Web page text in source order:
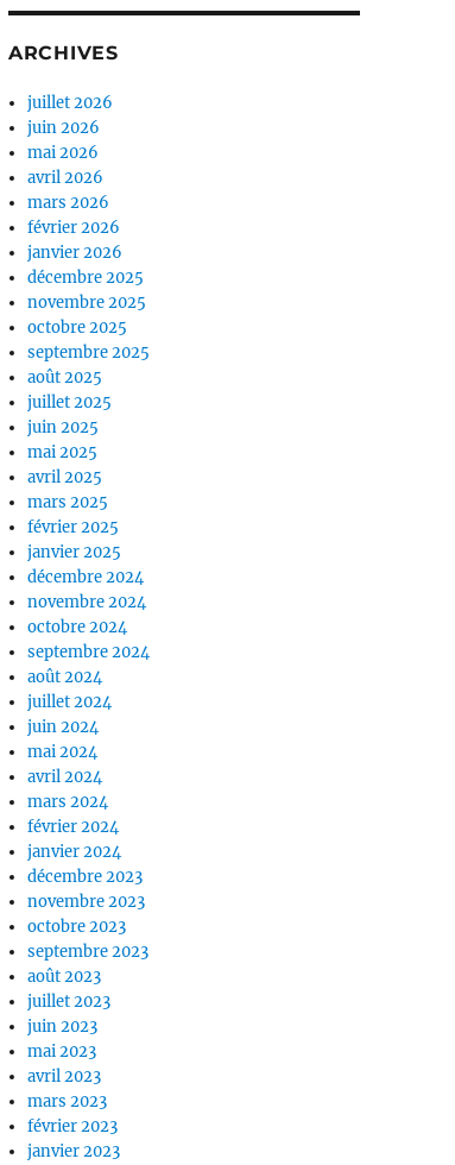
ARCHIVES
juillet 2026
juin 2026
mai 2026
avril 2026
mars 2026
février 2026
janvier 2026
décembre 2025
novembre 2025
octobre 2025
septembre 2025
août 2025
juillet 2025
juin 2025
mai 2025
avril 2025
mars 2025
février 2025
janvier 2025
décembre 2024
novembre 2024
octobre 2024
septembre 2024
août 2024
juillet 2024
juin 2024
mai 2024
avril 2024
mars 2024
février 2024
janvier 2024
décembre 2023
novembre 2023
octobre 2023
septembre 2023
août 2023
juillet 2023
juin 2023
mai 2023
avril 2023
mars 2023
février 2023
janvier 2023